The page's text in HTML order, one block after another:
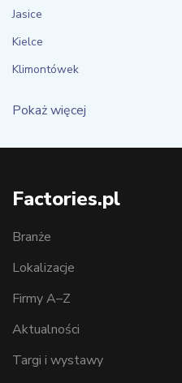
Jasice
Kielce
Klimontówek
Pokaż więcej
Factories.pl
Branże
Lokalizacje
Firmy A–Z
Aktualności
Targi i wystawy